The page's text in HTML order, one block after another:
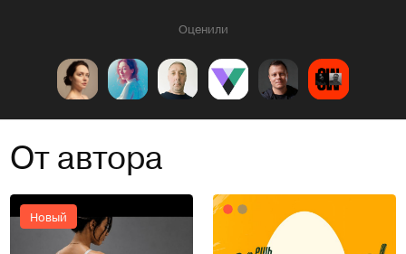
Оценили
От автора
Новый